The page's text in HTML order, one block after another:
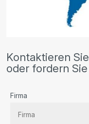
Kontaktieren
oder fordern
Firma